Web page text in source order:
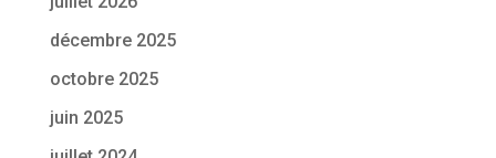
décembre 2025
octobre 2025
juin 2025